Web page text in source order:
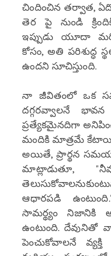
చిందించిన తర్వాత,
తెర పై నుండి
ఇప్పుడు యూదా
కోసం, అతి పరిశుద్ధ
ఉందని సూచిస్తుంది.
నా జీవితంలో ఒక
దగ్గరవ్వాలనే
ప్రత్యేకమైనదిగా
మందికి మాత్రమే
అయితే, ప్రార్థన
మాట్లాడుతూ,
ఆధారపడి
సామర్థ్యం నిజానికి
ఉంటుంది. దేవునితో
పెంచుకోవాలనే